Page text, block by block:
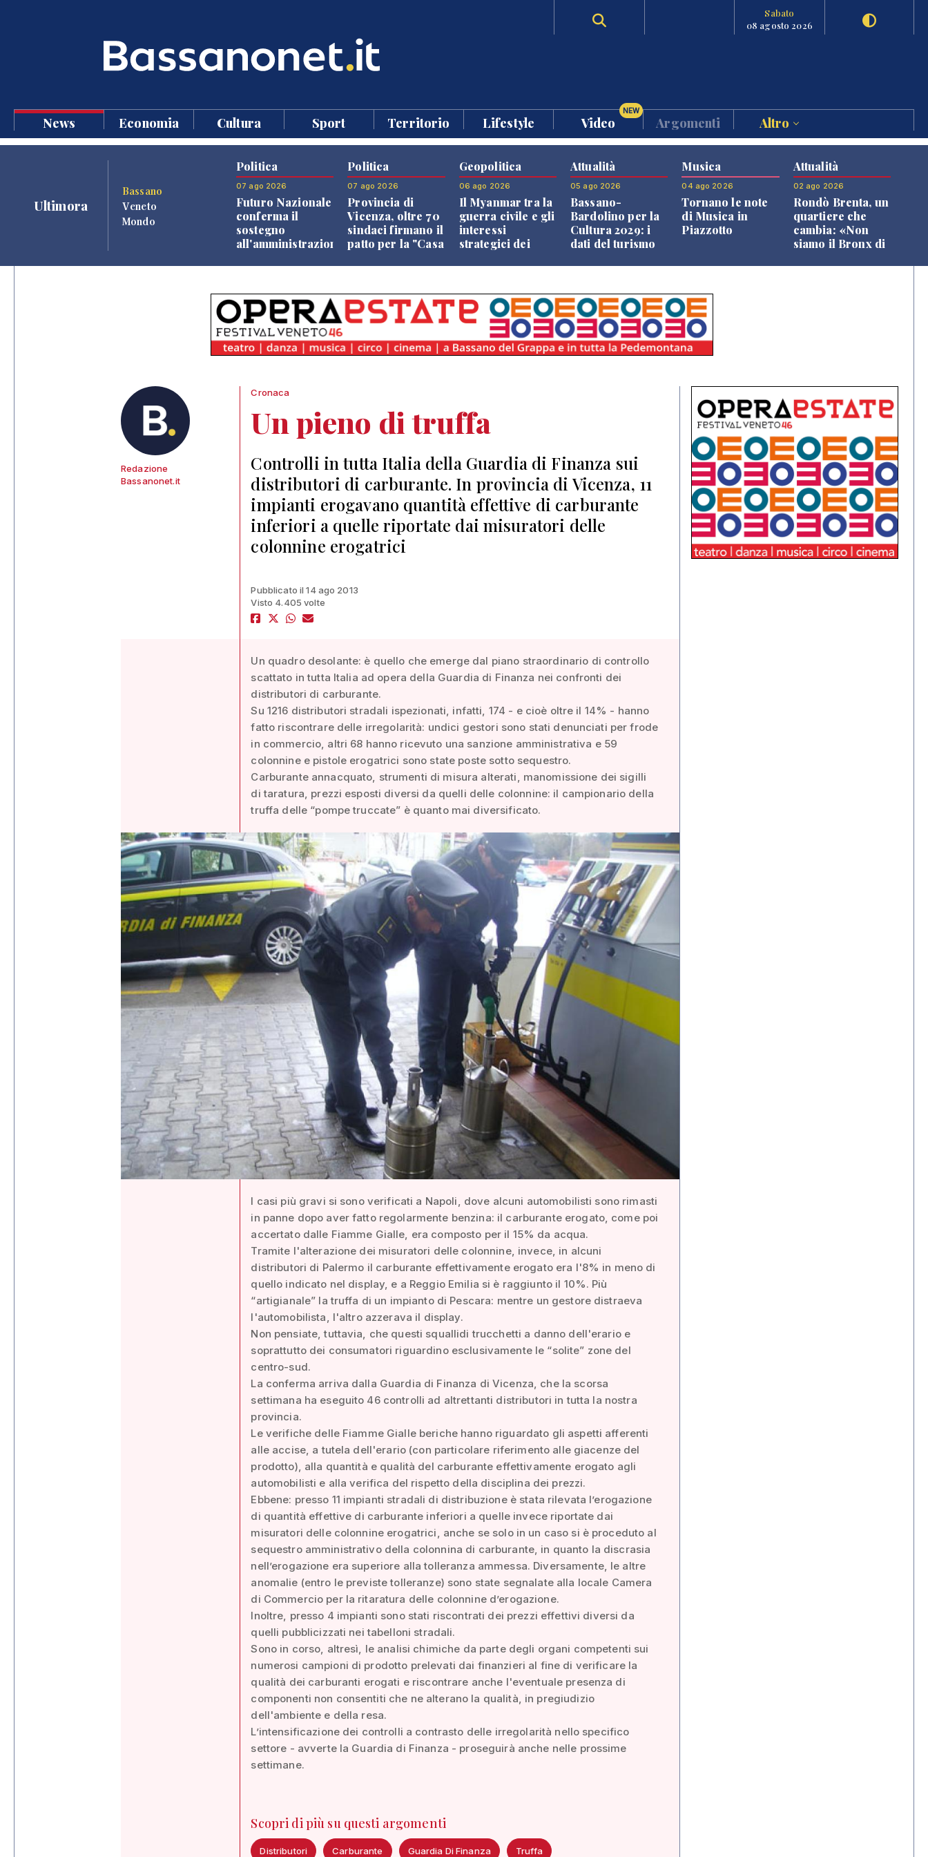
Sabato
08 agosto 2026
News Economia Cultura Sport Territorio Lifestyle Video
NEW
Argomenti Altro
Ultimora
Bassano
Veneto
Mondo
Politica
07 ago 2026
Futuro Nazionale
conferma il
sostegno
all'amministrazione
Politica
07 ago 2026
Provincia di
Vicenza, oltre 70
sindaci firmano il
patto per la "Casa
Geopolitica
06 ago 2026
Il Myanmar tra la
guerra civile e gli
interessi
strategici dei
Attualità
05 ago 2026
Bassano-
Bardolino per la
Cultura 2029: i
dati del turismo
Musica
04 ago 2026
Tornano le note
di Musica in
Piazzotto
Attualità
02 ago 2026
Rondò Brenta, un
quartiere che
cambia: «Non
siamo il Bronx di
Redazione
Bassanonet.it
Cronaca
Un pieno di truffa
Controlli in tutta Italia della Guardia di Finanza sui
distributori di carburante. In provincia di Vicenza, 11
impianti erogavano quantità effettive di carburante
inferiori a quelle riportate dai misuratori delle
colonnine erogatrici
Pubblicato il 14 ago 2013
Visto 4.405 volte
Un quadro desolante: è quello che emerge dal piano straordinario di controllo
scattato in tutta Italia ad opera della Guardia di Finanza nei confronti dei
distributori di carburante.
Su 1216 distributori stradali ispezionati, infatti, 174 - e cioè oltre il 14% - hanno
fatto riscontrare delle irregolarità: undici gestori sono stati denunciati per frode
in commercio, altri 68 hanno ricevuto una sanzione amministrativa e 59
colonnine e pistole erogatrici sono state poste sotto sequestro.
Carburante annacquato, strumenti di misura alterati, manomissione dei sigilli
di taratura, prezzi esposti diversi da quelli delle colonnine: il campionario della
truffa delle “pompe truccate” è quanto mai diversificato.
I casi più gravi si sono verificati a Napoli, dove alcuni automobilisti sono rimasti
in panne dopo aver fatto regolarmente benzina: il carburante erogato, come poi
accertato dalle Fiamme Gialle, era composto per il 15% da acqua.
Tramite l'alterazione dei misuratori delle colonnine, invece, in alcuni
distributori di Palermo il carburante effettivamente erogato era l'8% in meno di
quello indicato nel display, e a Reggio Emilia si è raggiunto il 10%. Più
“artigianale” la truffa di un impianto di Pescara: mentre un gestore distraeva
l'automobilista, l'altro azzerava il display.
Non pensiate, tuttavia, che questi squallidi trucchetti a danno dell'erario e
soprattutto dei consumatori riguardino esclusivamente le “solite” zone del
centro-sud.
La conferma arriva dalla Guardia di Finanza di Vicenza, che la scorsa
settimana ha eseguito 46 controlli ad altrettanti distributori in tutta la nostra
provincia.
Le verifiche delle Fiamme Gialle beriche hanno riguardato gli aspetti afferenti
alle accise, a tutela dell'erario (con particolare riferimento alle giacenze del
prodotto), alla quantità e qualità del carburante effettivamente erogato agli
automobilisti e alla verifica del rispetto della disciplina dei prezzi.
Ebbene: presso 11 impianti stradali di distribuzione è stata rilevata l’erogazione
di quantità effettive di carburante inferiori a quelle invece riportate dai
misuratori delle colonnine erogatrici, anche se solo in un caso si è proceduto al
sequestro amministrativo della colonnina di carburante, in quanto la discrasia
nell’erogazione era superiore alla tolleranza ammessa. Diversamente, le altre
anomalie (entro le previste tolleranze) sono state segnalate alla locale Camera
di Commercio per la ritaratura delle colonnine d’erogazione.
Inoltre, presso 4 impianti sono stati riscontrati dei prezzi effettivi diversi da
quelli pubblicizzati nei tabelloni stradali.
Sono in corso, altresì, le analisi chimiche da parte degli organi competenti sui
numerosi campioni di prodotto prelevati dai finanzieri al fine di verificare la
qualità dei carburanti erogati e riscontrare anche l'eventuale presenza di
componenti non consentiti che ne alterano la qualità, in pregiudizio
dell'ambiente e della resa.
L’intensificazione dei controlli a contrasto delle irregolarità nello specifico
settore - avverte la Guardia di Finanza - proseguirà anche nelle prossime
settimane.
Scopri di più su questi argomenti
Distributori Carburante Guardia Di Finanza Truffa